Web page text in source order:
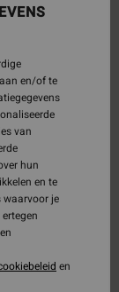
en/of te
van
hun
en te
waarvoor je
en